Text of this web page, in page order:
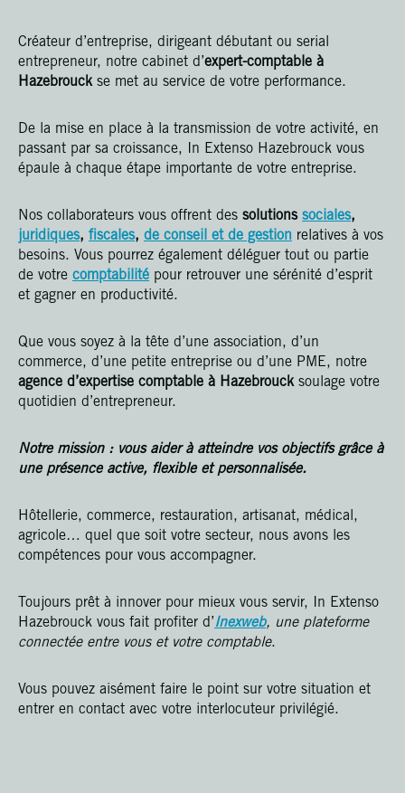
Créateur d’entreprise, dirigeant débutant ou serial
entrepreneur, notre cabinet d’expert-comptable à
Hazebrouckse met au service de votre performance.
De la mise en place à la transmission de votre activité, en
passant par sa croissance, In Extenso Hazebrouck vous
épaule à chaque étape importante de votre entreprise.
Nos collaborateurs vous offrent des solutions sociales,
juridiques, fiscales, de conseil et de gestion relatives à vos
besoins. Vous pourrez également déléguer tout ou partie
de votre comptabilité pour retrouver une sérénité d’esprit
et gagner en productivité.
Que vous soyez à la tête d’une association, d’un
commerce, d’une petite entreprise ou d’une PME, notre
agence d’expertise comptable à Hazebroucksoulage votre
quotidien d’entrepreneur.
Notre mission : vous aider à atteindre vos objectifs grâce à
une présence active, flexible et personnalisée.
Hôtellerie, commerce, restauration, artisanat, médical,
agricole… quel que soit votre secteur, nous avons les
compétences pour vous accompagner.
Toujours prêt à innover pour mieux vous servir, In Extenso
Hazebrouck vous fait profiter d’Inexweb, une plateforme
connectée entre vous et votre comptable.
Vous pouvez aisément faire le point sur votre situation et
entrer en contact avec votre interlocuteur privilégié.